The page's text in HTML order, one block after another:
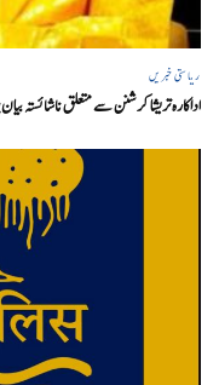
ریاستی خبریں
اداکارہ تریشا کرشنن سے متعلق ناشائستہ